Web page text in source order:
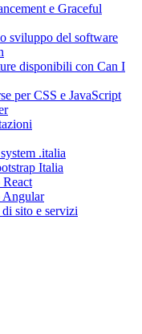
e Graceful
sviluppo del software
disponibili con Can I
per CSS e JavaScript
.italia
Italia
sito e servizi